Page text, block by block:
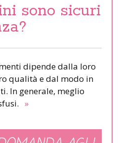
sono sicuri
dipende dalla loro
qualità e dal modo in
In generale, meglio
»